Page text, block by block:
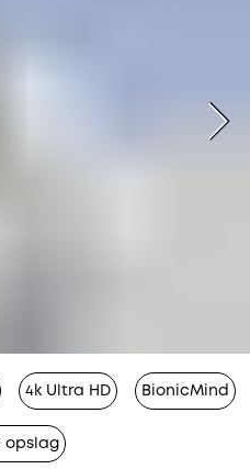
4k Ultra HD BionicMind
opslag